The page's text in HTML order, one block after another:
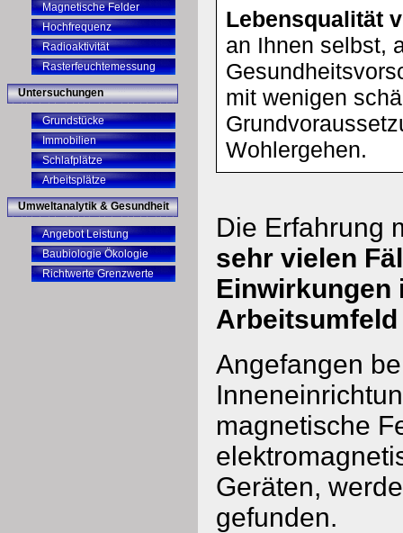
Magnetische Felder
Hochfrequenz
Radioaktivität
Rasterfeuchtemessung
Untersuchungen
Grundstücke
Immobilien
Schlafplätze
Arbeitsplätze
Umweltanalytik & Gesundheit
Angebot Leistung
Baubiologie Ökologie
Richtwerte Grenzwerte
Lebensqualität
an Ihnen selbst,
mit wenigen
Wohlergehen.
Die Erfahrung
sehr vielen
Einwirkungen
Angefangen
magnetische
Geräten,
gefunden.